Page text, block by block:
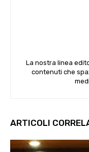
La nostra linea
contenuti che
ARTICOLI